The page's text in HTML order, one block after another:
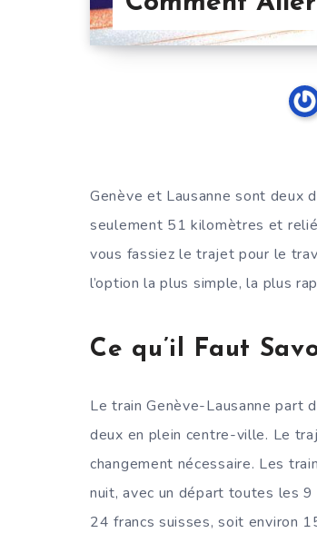
Genève et Lausanne sont deux
seulement 51 kilomètres et
vous fassiez le trajet pour le
l’option la plus simple, la plus
Ce qu’il Faut
Le train Genève-Lausanne part
deux en plein centre-ville. Le
changement nécessaire. Les
nuit, avec un départ toutes les
24 francs suisses, soit environ